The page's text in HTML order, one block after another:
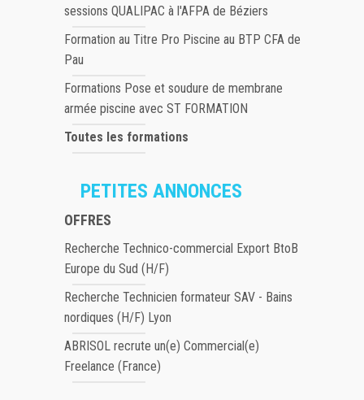
sessions QUALIPAC à l'AFPA de Béziers
Formation au Titre Pro Piscine au BTP CFA de
Pau
Formations Pose et soudure de membrane
armée piscine avec ST FORMATION
Toutes les formations
PETITES ANNONCES
OFFRES
Recherche Technico-commercial Export BtoB
Europe du Sud (H/F)
Recherche Technicien formateur SAV - Bains
nordiques (H/F) Lyon
ABRISOL recrute un(e) Commercial(e)
Freelance (France)